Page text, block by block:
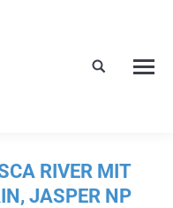
RIVER MIT
JASPER NP